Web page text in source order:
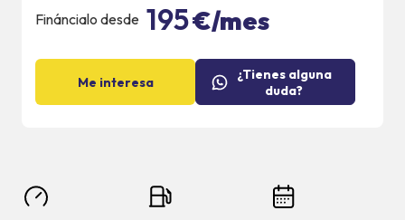
Fináncialo desde 195€/mes
Me interesa
¿Tienes alguna
duda?